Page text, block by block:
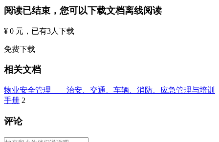
阅读已结束，您可以下载文档离线阅读
¥ 0 元 ，已有3人下载
免费下载
相关文档
物业安全管理——治安、交通、车辆、消防、应急管理与培训
手册 2
评论